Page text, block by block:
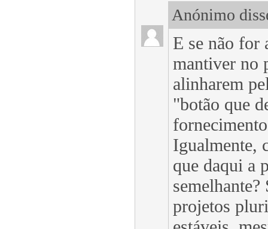
Anónimo
E se não for
mantiver no
alinharem
"botão que
Igualmente,
que daqui a
projetos